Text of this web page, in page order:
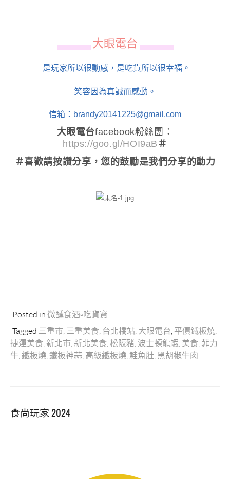
▄▄▄▄▄▄ 大眼電台 ▄▄▄▄▄▄
是玩家所以很動感，是吃貨所以很幸福。
笑容因為真誠而感動。
信箱：brandy20141225@gmail.com
大眼電台facebook粉絲團：
https://goo.gl/HOI9aB ＃
＃喜歡請按讚分享 ，您的鼓勵是我們分享的動力
Posted in 微醺食酒▫吃貨寶
Tagged 三重市 三重美食 台北橋站 大眼電台 平價鐵板燒
捷運美食 新北市 新北美食 松阪豬 波士頓龍蝦 美食 菲力
牛 鐵板燒 鐵板神蒜 高級鐵板燒 鮭魚肚 黑胡椒牛肉
食尚玩家 2024